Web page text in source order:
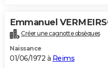
Emmanuel
Créer une cagnotte obsèques
Naissance
01/06/1972 à Reims